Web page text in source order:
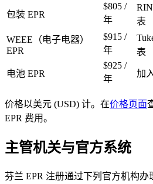
包装 EPR
$805 /
年
表
WEEE（电子电器）
EPR
$915 /
年
表
电池 EPR
$925 /
年
加
价格以美元 (USD) 计。在价格页面
EPR 费用。
主管机关与官方系统
芬兰 EPR 注册通过下列官方机构办